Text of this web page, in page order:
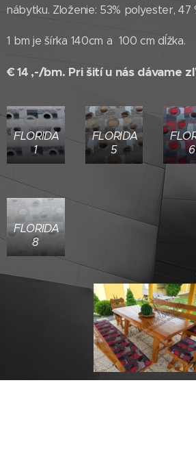
nábytku. Zloženie: 53% polyester, 47
1 bm je šírka 140cm a 100 cm dĺžka.
€ 14 ,-/bm. Pri šití u nás dávame
FLORIDA
1
FLORIDA
5
6
FLORIDA
8